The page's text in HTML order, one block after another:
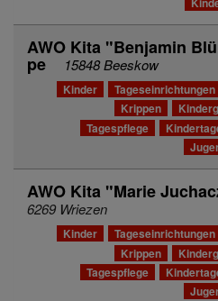
AWO Kita "Benjamin
pe 15848 Beeskow
Kinder Tageseinrichtungen
Krippen
Tagespflege
AWO Kita "Marie
6269 Wriezen
Kinder Tageseinrichtungen
Krippen
Tagespflege